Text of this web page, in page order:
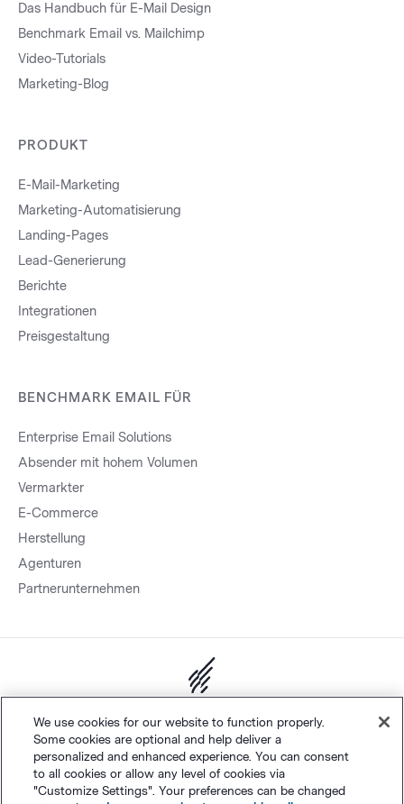
Das Handbuch für E-Mail Design
Benchmark Email vs. Mailchimp
Video-Tutorials
Marketing-Blog
PRODUKT
E-Mail-Marketing
Marketing-Automatisierung
Landing-Pages
Lead-Generierung
Berichte
Integrationen
Preisgestaltung
BENCHMARK EMAIL FÜR
Enterprise Email Solutions
Absender mit hohem Volumen
Vermarkter
E-Commerce
Herstellung
Agenturen
Partnerunternehmen
Polaris Software, LLC
Deutsch
We use cookies for our website to function properly.
Some cookies are optional and help deliver a
personalized and enhanced experience. You can consent
to all cookies or allow any level of cookies via
"Customize Settings". Your preferences can be changed